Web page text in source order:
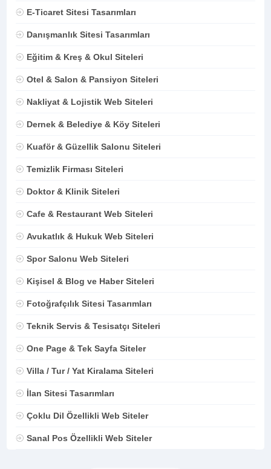
E-Ticaret Sitesi Tasarımları
Danışmanlık Sitesi Tasarımları
Eğitim & Kreş & Okul Siteleri
Otel & Salon & Pansiyon Siteleri
Nakliyat & Lojistik Web Siteleri
Dernek & Belediye & Köy Siteleri
Kuaför & Güzellik Salonu Siteleri
Temizlik Firması Siteleri
Doktor & Klinik Siteleri
Cafe & Restaurant Web Siteleri
Avukatlık & Hukuk Web Siteleri
Spor Salonu Web Siteleri
Kişisel & Blog ve Haber Siteleri
Fotoğrafçılık Sitesi Tasarımları
Teknik Servis & Tesisatçı Siteleri
One Page & Tek Sayfa Siteler
Villa / Tur / Yat Kiralama Siteleri
İlan Sitesi Tasarımları
Çoklu Dil Özellikli Web Siteler
Sanal Pos Özellikli Web Siteler